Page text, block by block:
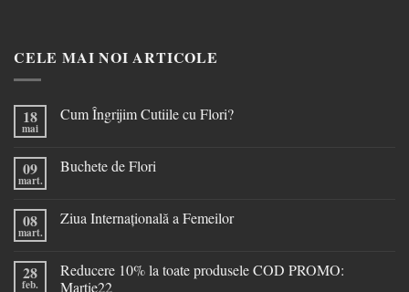
CELE MAI NOI ARTICOLE
18
mai
Cum Îngrijim Cutiile cu Flori?
09
mart.
Buchete de Flori
08
mart.
Ziua Internațională a Femeilor
28
feb.
Reducere 10% la toate produsele COD PROMO:
Martie22